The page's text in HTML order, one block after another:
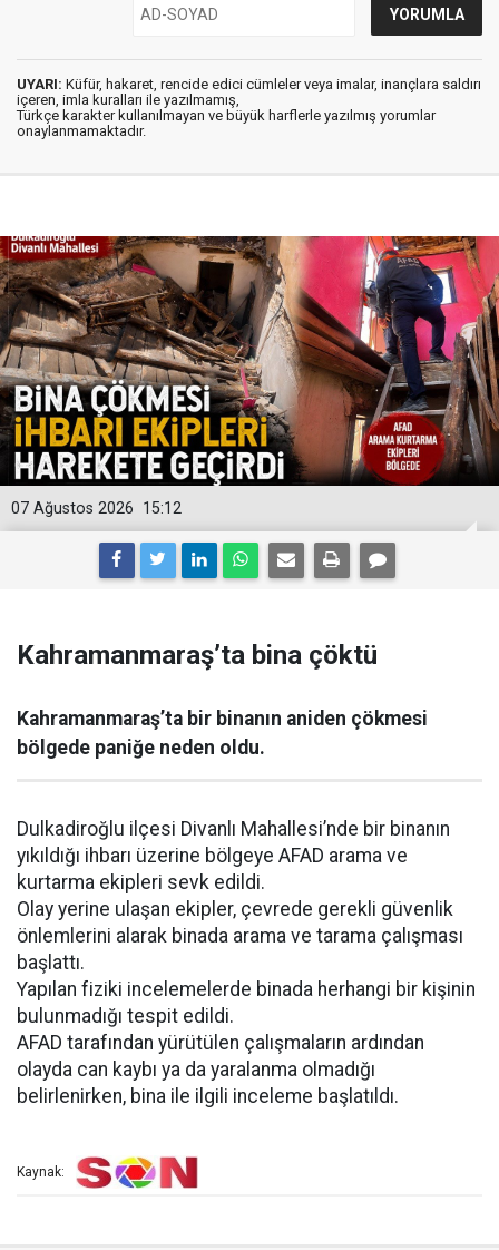
UYARI: Küfür, hakaret, rencide edici cümleler veya imalar, inançlara saldırı
içeren, imla kuralları ile yazılmamış,
Türkçe karakter kullanılmayan ve büyük harflerle yazılmış yorumlar
onaylanmamaktadır.
15:12
07 Ağustos 2026
Kahramanmaraş’ta bina çöktü
Kahramanmaraş’ta bir binanın aniden çökmesi
bölgede paniğe neden oldu.
Dulkadiroğlu ilçesi Divanlı Mahallesi’nde bir binanın
yıkıldığı ihbarı üzerine bölgeye AFAD arama ve
kurtarma ekipleri sevk edildi.
Olay yerine ulaşan ekipler, çevrede gerekli güvenlik
önlemlerini alarak binada arama ve tarama çalışması
başlattı.
Yapılan fiziki incelemelerde binada herhangi bir kişinin
bulunmadığı tespit edildi.
AFAD tarafından yürütülen çalışmaların ardından
olayda can kaybı ya da yaralanma olmadığı
belirlenirken, bina ile ilgili inceleme başlatıldı.
Kaynak: